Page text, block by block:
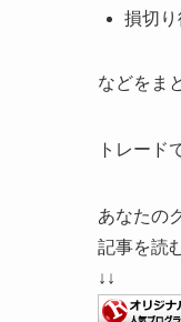
損切り
などをま
トレード
あなたの
記事を読
↓↓